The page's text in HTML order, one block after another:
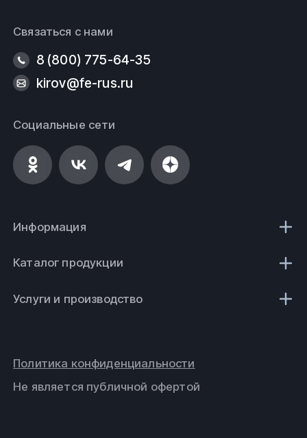
Связаться с нами
8 (800) 775-64-35
kirov@fe-rus.ru
Социальные сети
Информация
Каталог продукции
Услуги и производство
Не является публичной офертой
Политика конфиденциальности